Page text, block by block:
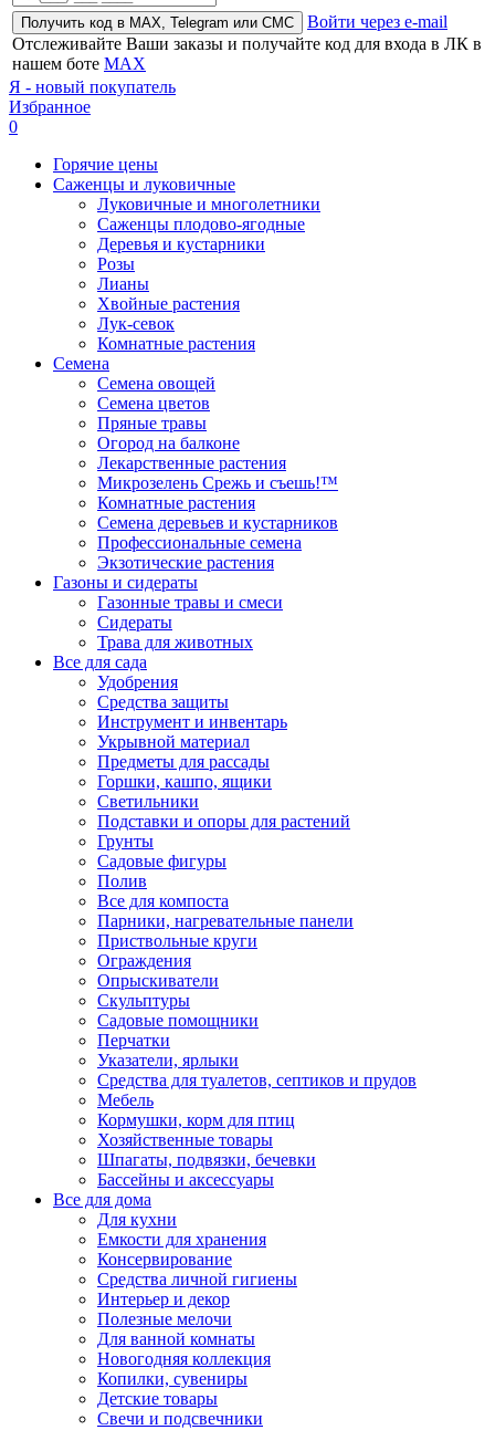
Получить код в MAX, Telegram или СМС
Войти через e-mail
Отслеживайте Ваши заказы и получайте код для входа в ЛК в
нашем боте MAX
Я - новый покупатель
Избранное
0
Горячие цены
Саженцы и луковичные
Луковичные и многолетники
Саженцы плодово-ягодные
Деревья и кустарники
Розы
Лианы
Хвойные растения
Лук-севок
Комнатные растения
Семена
Семена овощей
Семена цветов
Пряные травы
Огород на балконе
Лекарственные растения
Микрозелень Срежь и съешь!™
Комнатные растения
Семена деревьев и кустарников
Профессиональные семена
Экзотические растения
Газоны и сидераты
Газонные травы и смеси
Сидераты
Трава для животных
Все для сада
Удобрения
Средства защиты
Инструмент и инвентарь
Укрывной материал
Предметы для рассады
Горшки, кашпо, ящики
Светильники
Подставки и опоры для растений
Грунты
Садовые фигуры
Полив
Все для компоста
Парники, нагревательные панели
Приствольные круги
Ограждения
Опрыскиватели
Скульптуры
Садовые помощники
Перчатки
Указатели, ярлыки
Средства для туалетов, септиков и прудов
Мебель
Кормушки, корм для птиц
Хозяйственные товары
Шпагаты, подвязки, бечевки
Бассейны и аксессуары
Все для дома
Для кухни
Емкости для хранения
Консервирование
Средства личной гигиены
Интерьер и декор
Полезные мелочи
Для ванной комнаты
Новогодняя коллекция
Копилки, сувениры
Детские товары
Свечи и подсвечники